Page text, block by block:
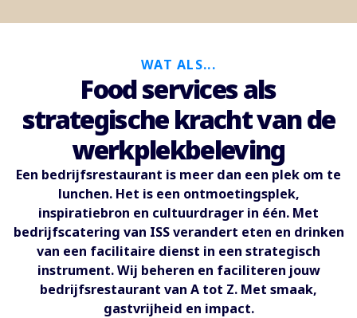
WAT ALS...
Food services als
strategische kracht van de
werkplekbeleving
Een bedrijfsrestaurant is meer dan een plek om te
lunchen. Het is een ontmoetingsplek,
inspiratiebron en cultuurdrager in één. Met
bedrijfscatering van ISS verandert eten en drinken
van een facilitaire dienst in een strategisch
instrument. Wij beheren en faciliteren jouw
bedrijfsrestaurant van A tot Z. Met smaak,
gastvrijheid en impact.